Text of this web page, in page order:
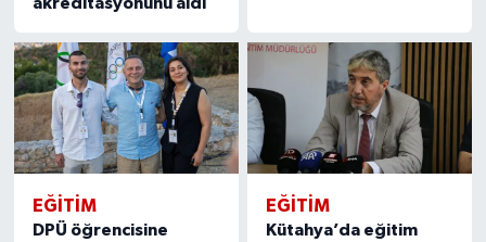
akreditasyonunu aldı
EĞITIM
DPÜ öğrencisine
EĞITIM
Kütahya’da eğitim